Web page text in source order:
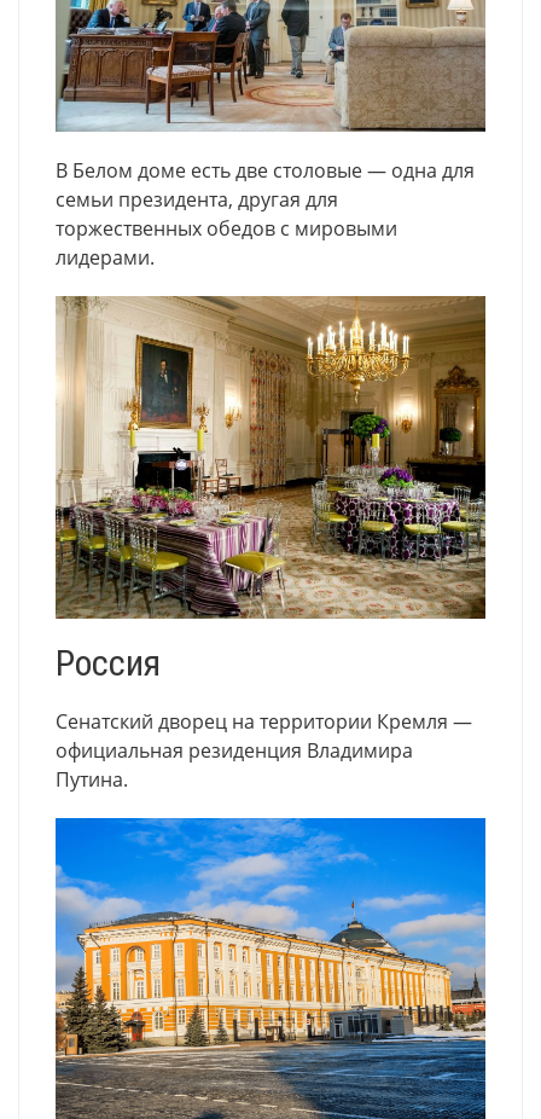
В Белом доме есть две столовые — одна для
семьи президента, другая для
торжественных обедов с мировыми
лидерами.
Россия
Сенатский дворец на территории Кремля —
официальная резиденция Владимира
Путина.